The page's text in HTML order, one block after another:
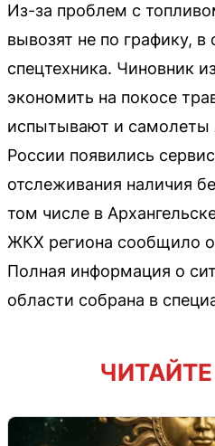
Из-за проблем с
вывозят не по графику, в
спецтехника. Чиновник
экономить на покосе
испытывают и самолеты
России появились
отслеживания наличия
том числе в
ЖКХ региона сообщило
Полная информация о
области собрана в